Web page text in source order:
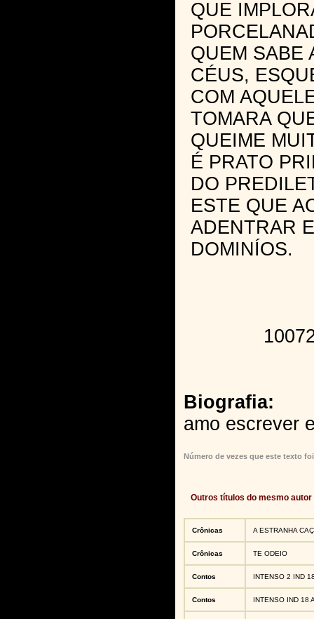
QUE
QUEM SABE
CÉUS,
COM
TOMARA
QUEIME
É PRATO
DO
ESTE QUE
ADENTRAR
DOMINÍOS.
Biografia:
amo escrever
Número de vezes que este texto
Outros títulos do mesmo autor
Crônicas A ESTRANHA
Crônicas TE ODEIO
Contos INTENSO 2 IND
Contos INTENSO IND 18